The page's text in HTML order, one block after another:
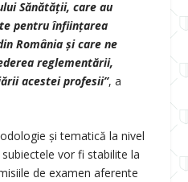
Sănătății, care au
pentru înființarea
România și care ne
reglementării,
acestei profesii”, a
și tematică la nivel
vor fi stabilite la
de examen aferente